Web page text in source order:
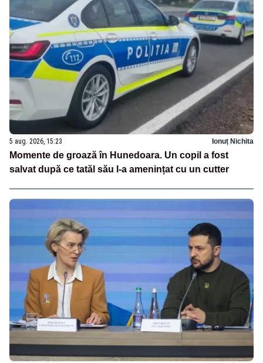
5 aug. 2026, 15:23 Ionuț Nichita
Momente de groază în Hunedoara. Un copil a fost
salvat după ce tatăl său l-a amenințat cu un cutter